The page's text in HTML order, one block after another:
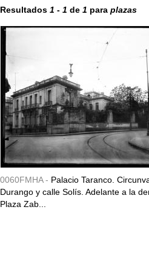
Resultados 1 - 1 de 1 para plazas
0060FMHA - Palacio Taranco.
Durango y calle Solís. Adelante a la
Plaza Zab...